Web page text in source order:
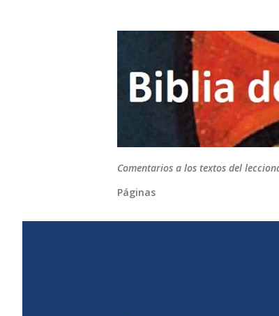
Comentarios a los textos del
Páginas